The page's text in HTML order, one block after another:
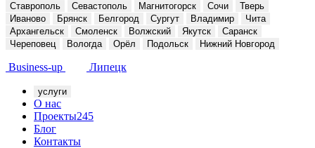
Ставрополь
Севастополь Магнитогорск Сочи
Тверь
Иваново
Брянск Белгород Сургут Владимир
Чита
Архангельск
Смоленск Волжский Якутск
Саранск
Череповец
Вологда Орёл Подольск Нижний Новгород
Business-up Липецк
услуги
О нас
Проекты245
Блог
Контакты